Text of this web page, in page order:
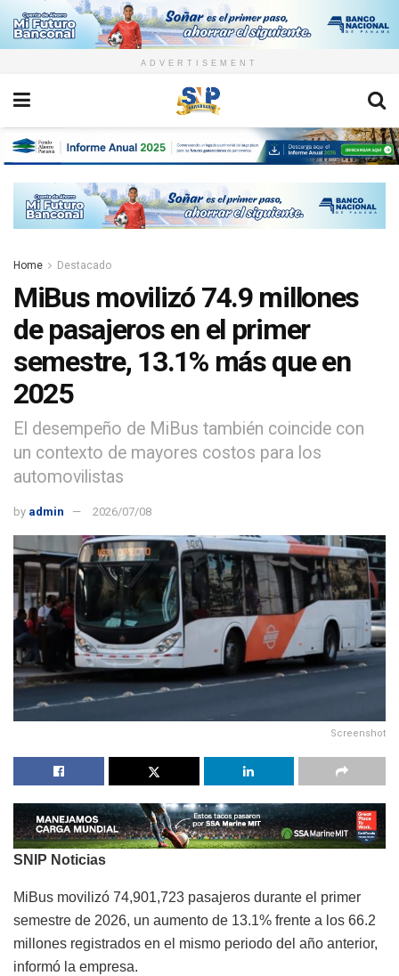
ADVERTISEMENT
Home Destacado
MiBus movilizó 74.9 millones
de pasajeros en el primer
semestre, 13.1% más que en
2025
El desempeño de MiBus también coincide con
un contexto de mayores costos para los
automovilistas
by admin 2026/07/08
Screenshot
SNIP Noticias
MiBus movilizó 74,901,723 pasajeros durante el primer
semestre de 2026, un aumento de 13.1% frente a los 66.2
millones registrados en el mismo periodo del año anterior,
informó la empresa.